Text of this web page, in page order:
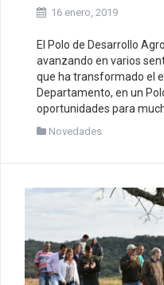
16 enero, 2019
El Polo de Desarrollo
avanzando en varios
que ha transformado el
Departamento, en un
oportunidades para
Novedades